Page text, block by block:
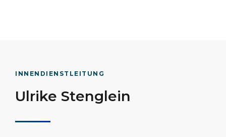
INNENDIENSTLEITUNG
Ulrike Stenglein